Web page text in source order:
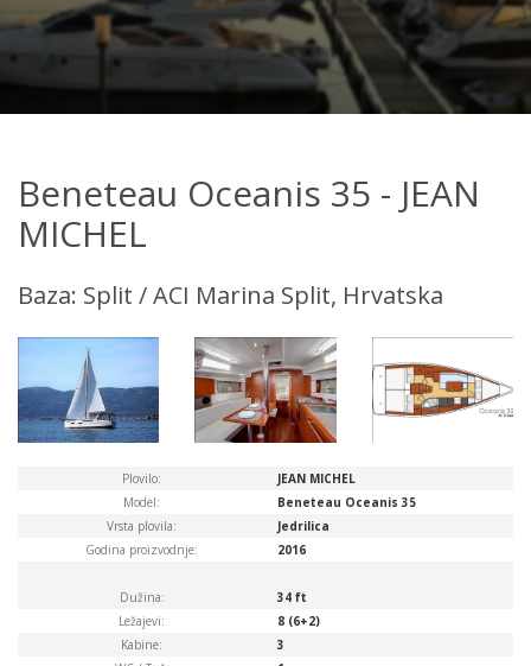
Beneteau Oceanis 35 - JEAN
MICHEL
Baza: Split / ACI Marina Split, Hrvatska
Plovilo:
JEAN MICHEL
Model:
Beneteau Oceanis 35
Vrsta plovila:
Jedrilica
Godina proizvodnje:
2016
Dužina:
34 ft
Ležajevi:
8 (6+2)
Kabine:
3